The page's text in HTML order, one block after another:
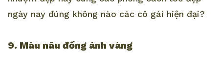
ngày nay đúng không nào các cô gái hiện đại?
9. Màu nâu đồng ánh vàng